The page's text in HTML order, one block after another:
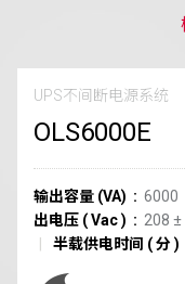
UPS不间断电源系统
OLS6000E
输出容量 (VA) 6000
出电压 (Vac) 208 ±
半载供电时间 (分)